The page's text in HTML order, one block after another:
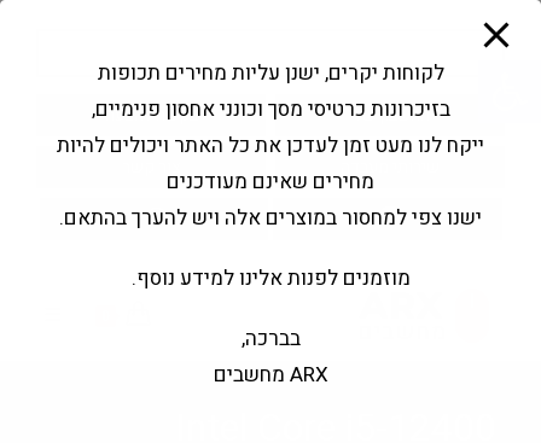
פתח סרגל נגישות
Products
search
החשבון שלי בקשה להצעה
לקוחות יקרים, ישנן עליות מחירים תכופות
בזיכרונות כרטיסי מסך וכונני אחסון פנימיים,
ייקח לנו מעט זמן לעדכן את כל האתר ויכולים להיות
מחירים שאינם מעודכנים
ישנו צפי למחסור במוצרים אלה ויש להערך בהתאם.
מוזמנים לפנות אלינו למידע נוסף.
בברכה,
ARX מחשבים